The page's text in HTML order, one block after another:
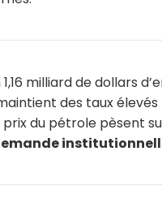
milliard de dollars
des taux élevés
du pétrole pèsent